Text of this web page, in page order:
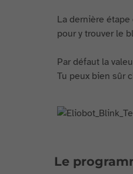
La dernière
pour y trouver le
Par défaut la
Tu peux bien sûr
Le